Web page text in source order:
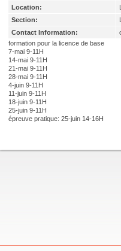
Location:
Section:
Contact Information:
formation pour la licence de base
7-mai 9-11H
14-mai 9-11H
21-mai 9-11H
28-mai 9-11H
4-juin 9-11H
11-juin 9-11H
18-juin 9-11H
25-juin 9-11H
épreuve pratique: 25-juin 14-16H